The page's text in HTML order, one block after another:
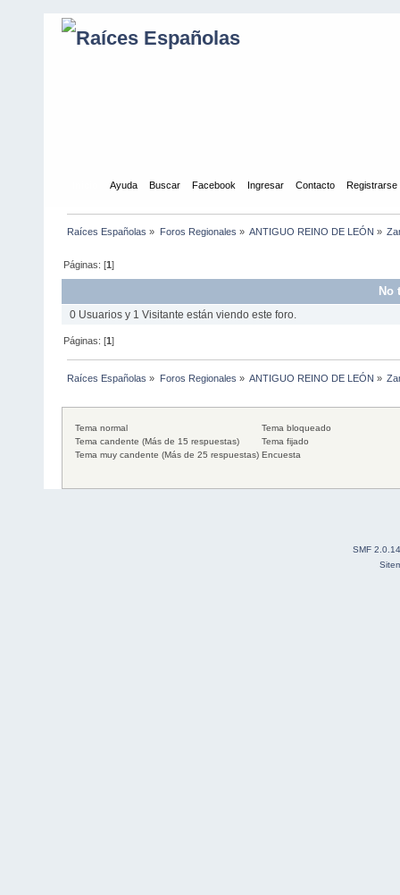
Ayuda Buscar Facebook Ingresar Contacto Registrarse
Raíces Españolas » Foros Regionales » ANTIGUO REINO DE LEÓN »
Páginas: [1]
No
0 Usuarios y 1 Visitante están viendo este foro.
Páginas: [1]
Raíces Españolas » Foros Regionales » ANTIGUO REINO DE LEÓN »
Tema normal
Tema candente (Más de 15 respuestas)
Tema muy candente (Más de 25 respuestas)
Tema bloqueado
Tema fijado
Encuesta
SMF 2.0.14